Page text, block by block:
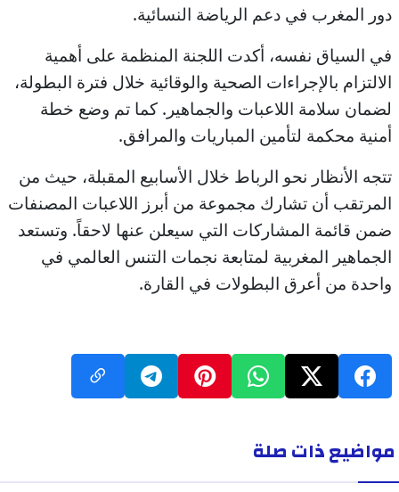
دور المغرب في دعم الرياضة النسائية.
في السياق نفسه، أكدت اللجنة المنظمة على أهمية
الالتزام بالإجراءات الصحية والوقائية خلال فترة البطولة،
لضمان سلامة اللاعبات والجماهير. كما تم وضع خطة
أمنية محكمة لتأمين المباريات والمرافق.
تتجه الأنظار نحو الرباط خلال الأسابيع المقبلة، حيث من
المرتقب أن تشارك مجموعة من أبرز اللاعبات المصنفات
ضمن قائمة المشاركات التي سيعلن عنها لاحقاً. وتستعد
الجماهير المغربية لمتابعة نجمات التنس العالمي في
واحدة من أعرق البطولات في القارة.
مواضيع ذات صلة